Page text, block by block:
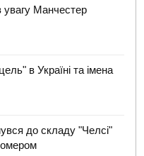
увагу Манчестер
в Україні та імена
до складу "Челсі"